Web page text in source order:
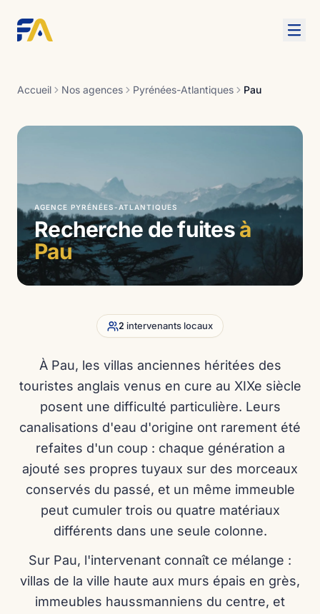
Accueil Nos agences Pyrénées-Atlantiques Pau
AGENCE PYRÉNÉES-ATLANTIQUES
Recherche de fuitesà
Pau
2 intervenants locaux
À Pau, les villas anciennes héritées des
touristes anglais venus en cure au XIXe siècle
posent une difficulté particulière. Leurs
canalisations d'eau d'origine ont rarement été
refaites d'un coup : chaque génération a
ajouté ses propres tuyaux sur des morceaux
conservés du passé, et un même immeuble
peut cumuler trois ou quatre matériaux
différents dans une seule colonne.
Sur Pau, l'intervenant connaît ce mélange :
villas de la ville haute aux murs épais en grès,
immeubles haussmanniens du centre, et